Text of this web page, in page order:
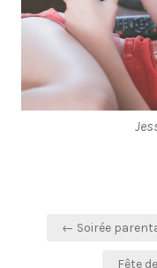
Navigation
← Soirée
Fête